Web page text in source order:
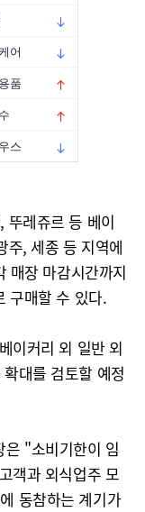
뚜레쥬르 등 베이
주, 세종 등 지역에
매장 마감시간까지
구매할 수 있다.
이커리 외 일반 외
대를 검토할 예정
은 "소비기한이 임
객과 외식업주 모
동참하는 계기가